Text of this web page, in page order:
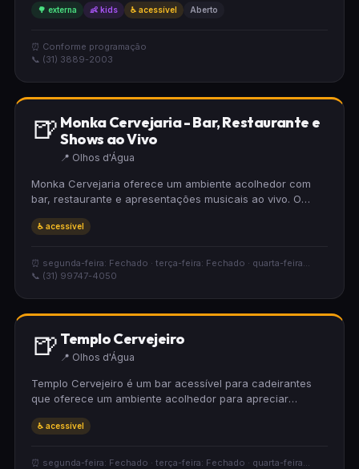
da Cidade Junina.
🌳 externa 👶 kids ♿ acessível Aberto
⏰ Conforme programação
📞 (31) 3889-2003
🍺 Monka Cervejaria - Bar, Restaurante e
Shows ao Vivo
📍 Olhos d'Água
Monka Cervejaria oferece um ambiente acolhedor com
bar, restaurante e apresentações musicais ao vivo. O
garantindo conforto para todos os visitantes. Perfeito para
Belo Horizonte.
♿ acessível
⏰ segunda-feira: Fechado · terça-feira: Fechado · quarta-feira...
📞 (31) 99747-4050
🍺 Templo Cervejeiro
📍 Olhos d'Água
Templo Cervejeiro é um bar acessível para cadeirantes
que oferece um ambiente acolhedor para apreciar
valoriza a inclusão, garantindo conforto para todos os
boas experiências.
♿ acessível
⏰ segunda-feira: Fechado · terça-feira: Fechado · quarta-feira...